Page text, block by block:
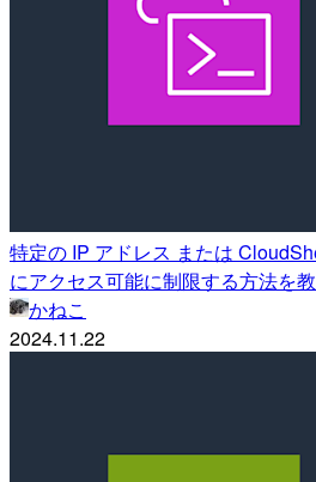
特定の IP アドレス または
にアクセス可能に制限する方法を
かねこ
2024.11.22